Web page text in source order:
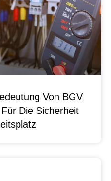
Von BGV
Die Sicherheit